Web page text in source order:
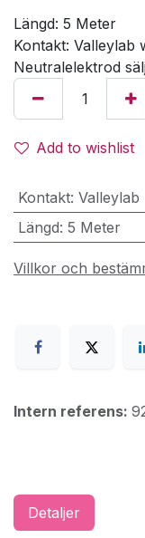
Längd: 5 Meter
Kontakt: Valleylab
Neutralelektrod
Add to wishlist
Kontakt: Valleylab
Längd: 5 Meter
Villkor och
Intern referens:
Detaljer